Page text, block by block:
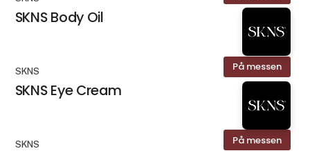
SKNS Body Oil
På messen
SKNS
SKNS Eye Cream
På messen
SKNS